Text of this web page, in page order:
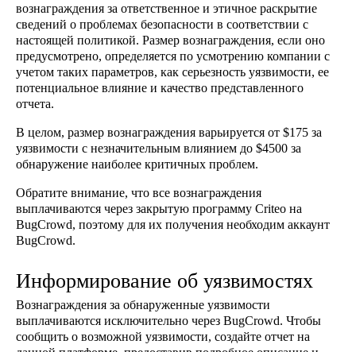
вознаграждения за ответственное и этичное раскрытие
сведений о проблемах безопасности в соответствии с
настоящей политикой. Размер вознаграждения, если оно
предусмотрено, определяется по усмотрению компании с
учетом таких параметров, как серьезность уязвимости, ее
потенциальное влияние и качество представленного
отчета.
В целом, размер вознаграждения варьируется от $175 за
уязвимости с незначительным влиянием до $4500 за
обнаружение наиболее критичных проблем.
Обратите внимание, что все вознаграждения
выплачиваются через закрытую программу Criteo на
BugCrowd, поэтому для их получения необходим аккаунт
BugCrowd.
Информирование об уязвимостях
Вознаграждения за обнаруженные уязвимости
выплачиваются исключительно через BugCrowd. Чтобы
сообщить о возможной уязвимости, создайте отчет на